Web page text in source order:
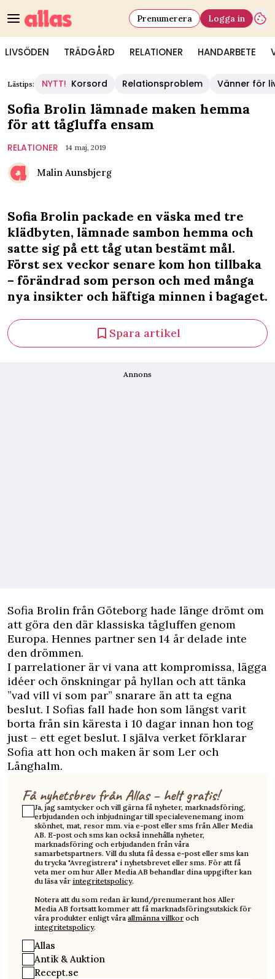
LIVSÖDEN TRÄDGÅRD RELATIONER HANDARBETE
Prenumerera Logga in
Lästips: NYTT! Korsord Relationsproblem Vänner för
Sofia Brolin lämnade maken hemma
för att tågluffa ensam
RELATIONER 14 maj, 2019
Malin Aunsbjerg
Sofia Brolin packade en väska med tre
klädbyten, lämnade sambon hemma och
satte sig på ett tåg utan bestämt mål.
Först sex veckor senare kom hon tillbaka
– förändrad som person och med många
nya insikter och häftiga minnen i bagaget.
Spara artikel
Annons
Sofia Brolin från Göteborg hade länge drömt om
att göra den där klassiska tågluffen genom
Europa. Hennes partner sen 14 år delade inte
den drömmen.
I parrelationer är vi vana att kompromissa, lägga
idéer och önskningar på hyllan och att tänka
”vad vill vi som par” snarare än att ta egna
beslut. I Sofias fall hade hon som längst varit
borta från sin käresta i 10 dagar innan hon tog
just – ett eget beslut. I själva verket förklarar
Sofia att hon och maken är som Ler och
Långhalm.
Få nyhetsbrev från Allas – helt gratis!
Ja, jag samtycker och vill gärna få nyheter, marknadsföring,
erbjudanden och inbjudningar till specialevenemang inom
skönhet, mat, resor mm. via e-post eller sms från Aller Media
AB. E-post och sms kan också innehålla nyheter,
marknadsföring och erbjudanden från våra
samarbetspartners. Vill du sluta få dessa e-post eller sms kan
du trycka "Avregistrera" i nyhetsbrevet eller sms. För att få
veta mer om hur Aller Media AB behandlar dina uppgifter kan
du läsa vår integritetspolicy.
Notera att du som redan är kund/prenumerant hos Aller
Media AB fortsatt kommer att få marknadsföringsutskick för
våra produkter enligt våra allmänna villkor och
integritetspolicy.
Allas
Antik & Auktion
Recept.se